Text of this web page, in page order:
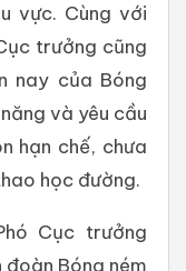
vực. Cùng với
trưởng cũng
nay của Bóng
và yêu cầu
hạn chế, chưa
học đường.
Cục trưởng
đoàn Bóng ném